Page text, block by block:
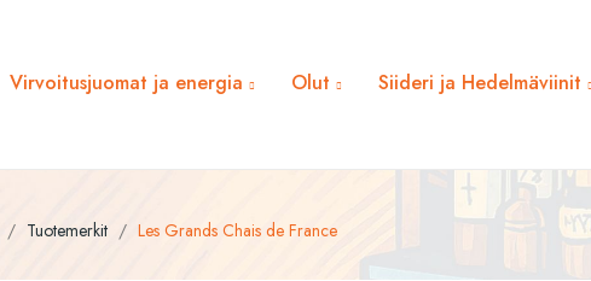
Virvoitusjuomat ja energia Olut Siideri ja Hedelmäviinit
Tuotemerkit Les Grands Chais de France